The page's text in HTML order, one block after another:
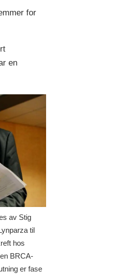
for
en
av Stig
til
hos
BRCA-
er fase